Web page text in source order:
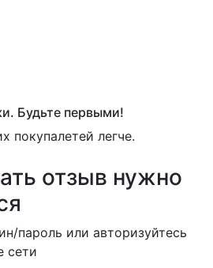
Будьте первыми!
покупалетей легче.
отзыв нужно
пароль или авторизуйтесь
сети